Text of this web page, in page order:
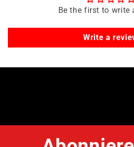
Be the first to write
Write a